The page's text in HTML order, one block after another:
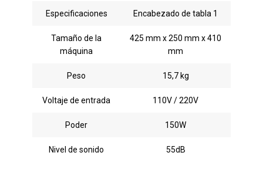
Especificaciones Encabezado de tabla 1
Tamaño de la
máquina
425 mm x 250 mm x 410
mm
Peso 15,7 kg
Voltaje de entrada 110V / 220V
Poder 150W
Nivel de sonido 55dB